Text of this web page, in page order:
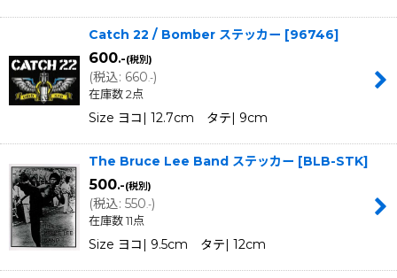
Catch 22 / Bomber ステッカー [96746]
600.-(税別)
(税込: 660.-)
在庫数 2点
Size ヨコ| 12.7cm タテ| 9cm
The Bruce Lee Band ステッカー [BLB-STK]
500.-(税別)
(税込: 550.-)
在庫数 11点
Size ヨコ| 9.5cm タテ| 12cm